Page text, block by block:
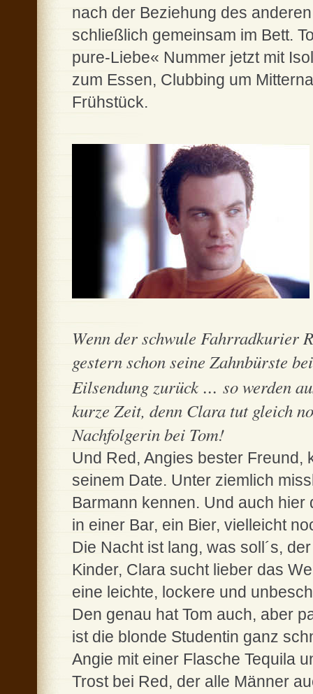
nach der Beziehung des
schließlich gemeinsam im Bett.
pure-Liebe« Nummer jetzt mit
zum Essen, Clubbing um
Frühstück.
Wenn der schwule Fahrradkurier
gestern schon seine Zahnbürste
Eilsendung zurück... so werden
kurze Zeit, denn Clara tut gleich
Nachfolgerin bei Tom!
Und Red, Angies bester Freund,
seinem Date. Unter ziemlich
Barmann kennen. Und auch
in einer Bar, ein Bier, vielleicht
Die Nacht ist lang, was soll´s,
Kinder, Clara sucht lieber das
eine leichte, lockere und
Den genau hat Tom auch, aber
ist die blonde Studentin ganz
Angie mit einer Flasche Tequila
Trost bei Red, der alle Männer